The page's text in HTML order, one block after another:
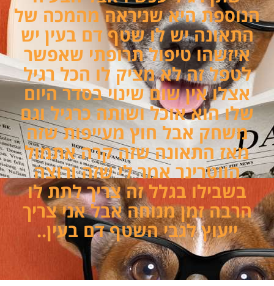
הנוספת היא שניראה מהמכה של
התאונה יש לו שטף דם בעין יש
איזשהו טיפול תרופתי שאפשר
לטפל זה לא מציק לו הכל רגיל
אצלו אין שום שינוי בסדר היום
שלו הוא אוכל ושותה כרגיל וגם
משחק אבל חוץ מעייפות שזה
מאז התאונה שזה קרה אתמול
הווטרינר אמר לי שזה ורוצה
בשבילו בגלל זה צריך לתת לו
הרבה זמן מנוחה אבל אני צריך
ייעוץ לגבי השטף דם בעין..